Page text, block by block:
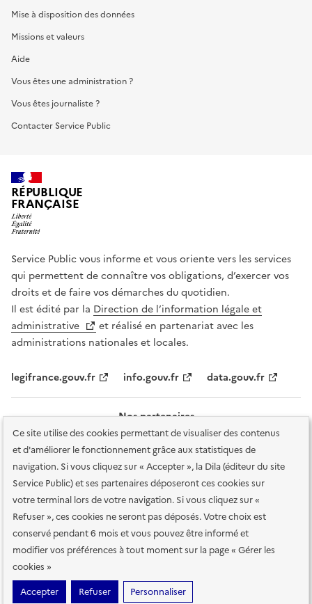
Ce site utilise des cookies permettant de visualiser des contenus
et d'améliorer le fonctionnement grâce aux statistiques de
navigation. Si vous cliquez sur « Accepter », la Dila (éditeur du site
Service Public) et ses partenaires déposeront ces cookies sur
votre terminal lors de votre navigation. Si vous cliquez sur «
Refuser », ces cookies ne seront pas déposés. Votre choix est
conservé pendant 6 mois et vous pouvez être informé et
modifier vos préférences à tout moment sur la page « Gérer les
cookies »
Accepter
Refuser Personnaliser
Mise à disposition des données
Missions et valeurs
Aide
Vous êtes une administration ?
Vous êtes journaliste ?
Contacter Service Public
RÉPUBLIQUE
FRANÇAISE
Service Public vous informe et vous oriente vers les services
qui permettent de connaître vos obligations, d’exercer vos
droits et de faire vos démarches du quotidien.
Il est édité par la Direction de l’information légale et
administrative
et réalisé en partenariat avec les
administrations nationales et locales.
legifrance.gouv.fr info.gouv.fr data.gouv.fr
Nos partenaires
Plan du site Accessibilité : totalement conforme
Accessibilité des
services en ligne Mentions légales Données personnelles et sécurité
Conditions générales d'utilisation Gestion des cookies
Sauf mention contraire, tous les contenus de ce site sont sous
etalab-2.0